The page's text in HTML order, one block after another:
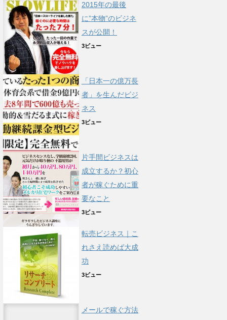
2015年の最後
に”本物”のビジネ
スが公開！
3ビュー
「日本一の億万長
者」を生んだビジ
ネス
3ビュー
片手間ビジネスは
成立するか？初心
者が稼ぐために重
要なこと
3ビュー
転売ビジネス｜こ
れさえ読めば大成
功
3ビュー
メールで稼ぐ方法